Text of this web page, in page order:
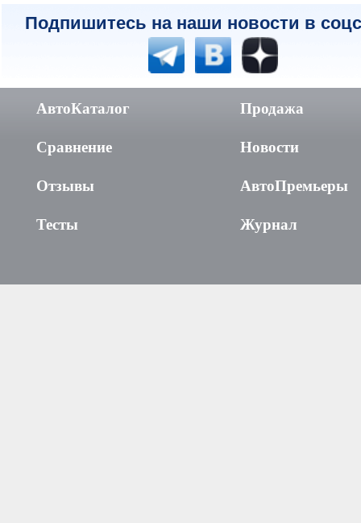
Подпишитесь на наши новости в
АвтоКаталог
Сравнение
Отзывы
Тесты
Продажа
Новости
АвтоПремьеры
Журнал